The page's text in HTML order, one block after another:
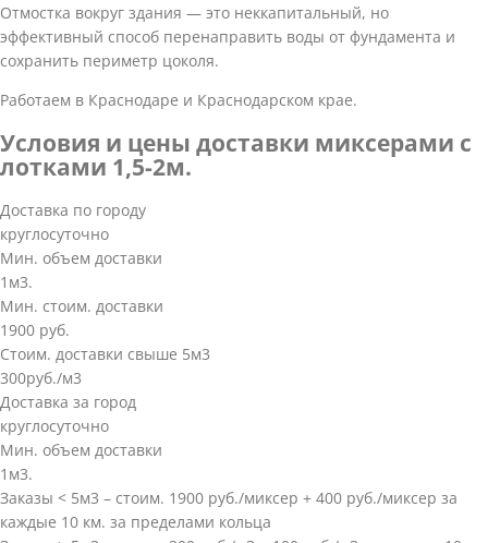
Отмостка вокруг здания — это неккапитальный, но
эффективный способ перенаправить воды от фундамента и
сохранить периметр цоколя.
Работаем в Краснодаре и Краснодарском крае.
Условия и цены доставки миксерами с
лотками 1,5-2м.
Доставка по городу
круглосуточно
Мин. объем доставки
1м3.
Мин. стоим. доставки
1900 руб.
Стоим. доставки свыше 5м3
300руб./м3
Доставка за город
круглосуточно
Мин. объем доставки
1м3.
Заказы < 5м3 – стоим. 1900 руб./миксер + 400 руб./миксер за
каждые 10 км. за пределами кольца